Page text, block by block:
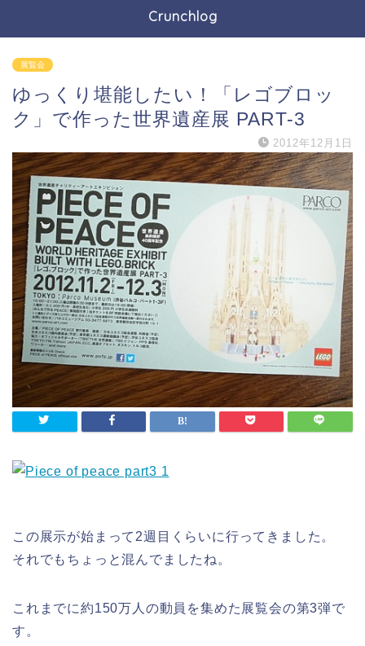
Crunchlog
展覧会
ゆっくり堪能したい！「レゴブロッ
ク」で作った世界遺産展 PART-3
2012年12月1日
この展示が始まって2週目くらいに行ってきました。
それでもちょっと混んでましたね。
これまでに約150万人の動員を集めた展覧会の第3弾で
す。